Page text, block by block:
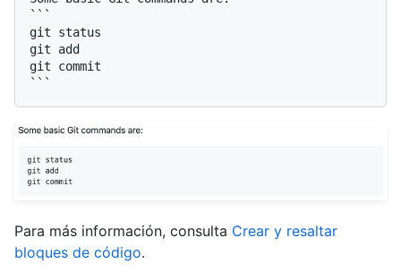
```
git status
git add
git commit
```
Para más información, consulta Crear y resaltar
bloques de código.